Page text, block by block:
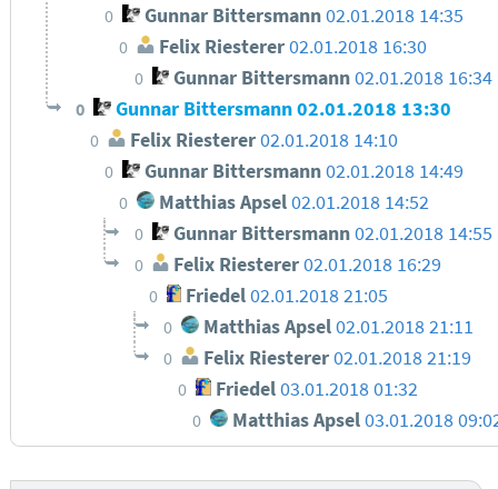
0 Gunnar Bittersmann02.01.2018 14:35
0 Felix Riesterer02.01.2018 16:30
0 Gunnar Bittersmann02.01.2018 16:34
0 Gunnar Bittersmann 02.01.2018 13:30
0 Felix Riesterer02.01.2018 14:10
0 Gunnar Bittersmann02.01.2018 14:49
0 Matthias Apsel02.01.2018 14:52
0 Gunnar Bittersmann02.01.2018 14:55
0 Felix Riesterer02.01.2018 16:29
0 Friedel02.01.2018 21:05
0 Matthias Apsel02.01.2018 21:11
0 Felix Riesterer02.01.2018 21:19
0 Friedel 03.01.2018 01:32
0 Matthias Apsel03.01.2018